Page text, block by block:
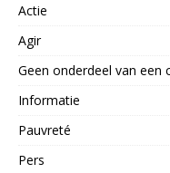
Actie
Agir
Geen onderdeel van een
Informatie
Pauvreté
Pers